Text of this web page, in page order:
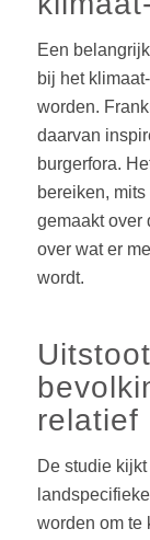
Een
bij het
worden.
daarvan
burgerfora.
bereiken,
gemaakt over
over wat er
wordt.
relatief
De studie
worden om te